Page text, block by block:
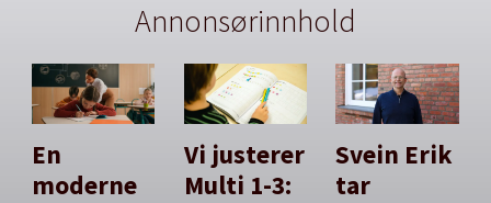
Annonsørinnhold
En
moderne
Vi justerer
Multi 1-3:
Svein Erik
tar